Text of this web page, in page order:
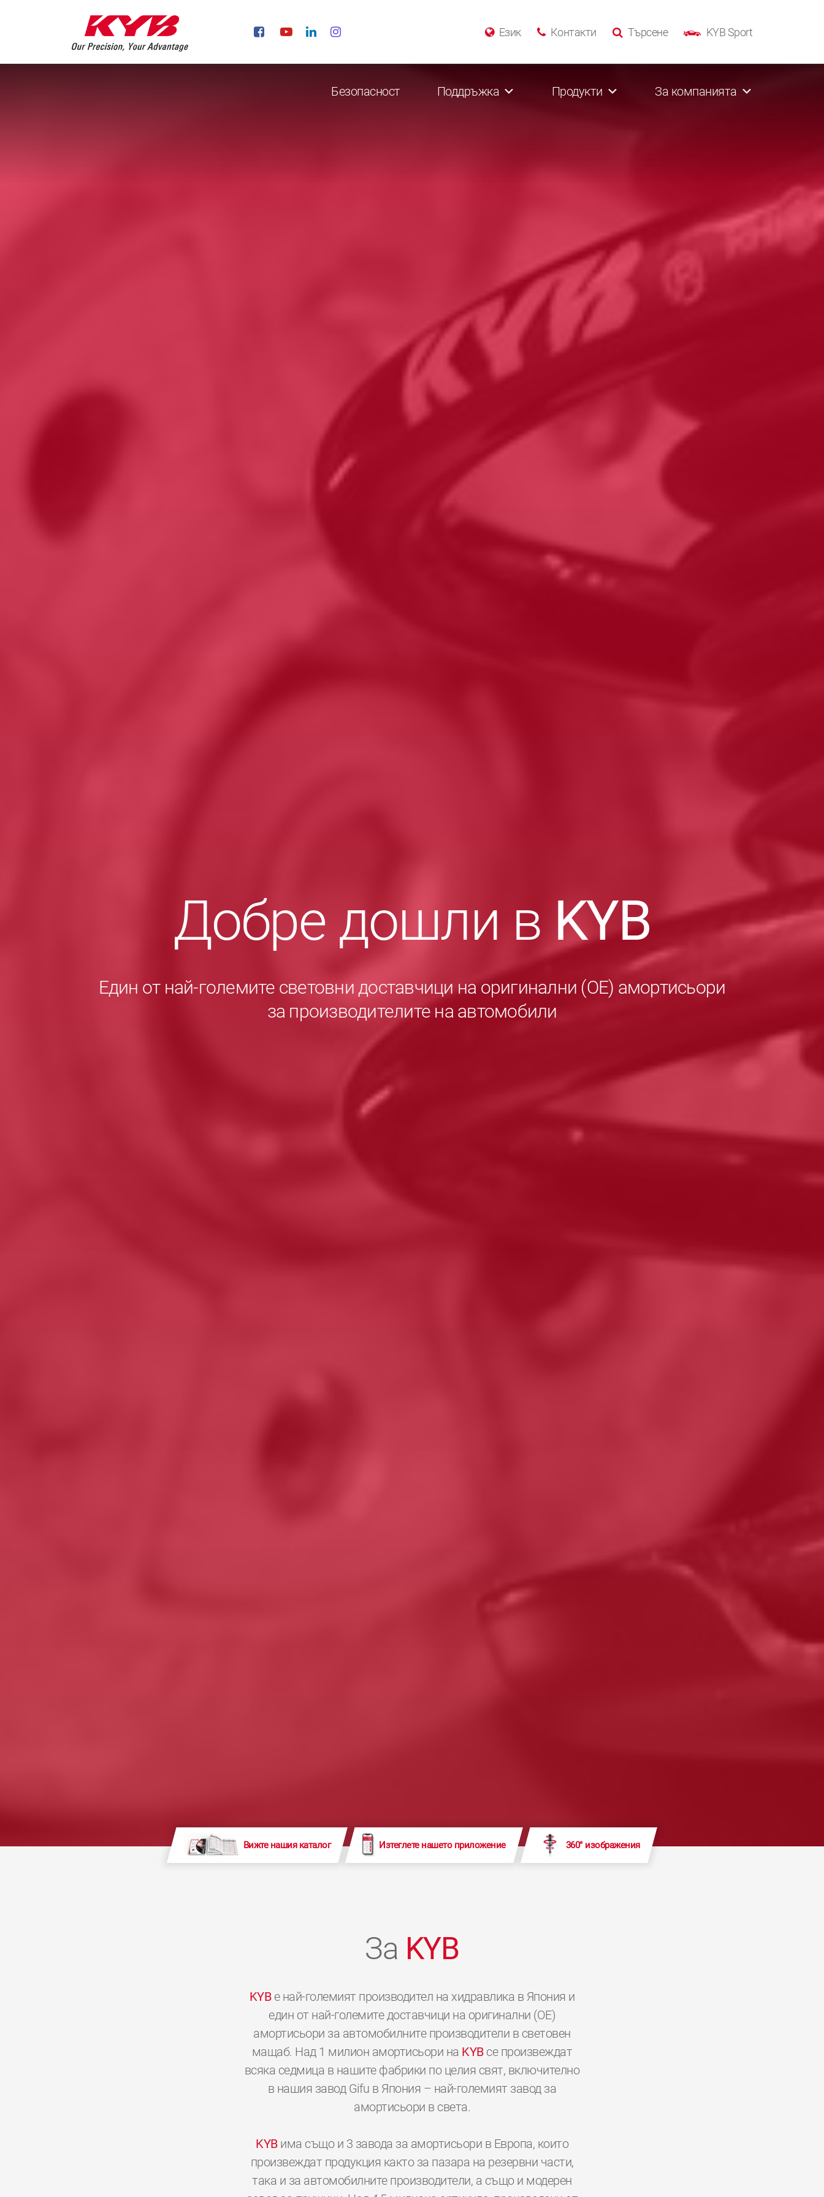
KYB Sport
Търсене
Контакти
Език
Безопасност Поддръжка Продукти За компанията
Добре дошли в KYB
Един от най-големите световни доставчици на оригинални (ОЕ) амортисьори
за производителите на автомобили
Вижте нашия каталог Изтеглете нашето приложение 360° изображения
За KYB
KYBе най-големият производител на хидравлика в Япония и
един от най-големите доставчици на оригинални (OE)
амортисьори за автомобилните производители в световен
мащаб. Над 1 милион амортисьори на KYBсе произвеждат
всяка седмица в нашите фабрики по целия свят, включително
в нашия завод Gifu в Япония – най-големият завод за
амортисьори в света.
KYBима също и 3 завода за амортисьори в Европа, които
произвеждат продукция както за пазара на резервни части,
така и за автомобилните производители, а също и модерен